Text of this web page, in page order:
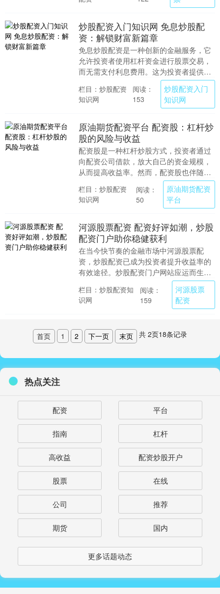
炒股配资入门知识网 免息炒股配
资：解锁财富新篇章
免息炒股配资是一种创新的金融服务，它
允许投资者使用杠杆资金进行股票交易，
而无需支付利息费用。这为投资者提供了
放大收益的绝佳机会，同时降低了交易成
本。 然而，投资....
栏目：炒股配资
知识网
阅读：
153
炒股配资入门
知识网
原油期货配资平台 配资股：杠杆炒
股的风险与收益
配资股是一种杠杆炒股方式，投资者通过
向配资公司借款，放大自己的资金规模，
从而提高收益率。然而，配资股也伴随着
较高的风险。 股票配资是一种融资方式，
由配资公司向投....
栏目：炒股配资
知识网
阅读：
50
原油期货配资
平台
河源股票配资 配资好评如潮，炒股
配资门户助你稳健获利
在当今快节奏的金融市场中河源股票配
资，炒股配资已成为投资者提升收益率的
有效途径。炒股配资门户网站应运而生，
为投资者提供一站式配资服务，助力他们
稳健获利。 配资炒....
栏目：炒股配资知
识网
阅读：
159
河源股票
配资
首页 1 2 下一页 末页 共 2页18条记录
热点关注
配资 平台
指南 杠杆
高收益 配资炒股开户
股票 在线
公司 推荐
期货 国内
更多话题动态